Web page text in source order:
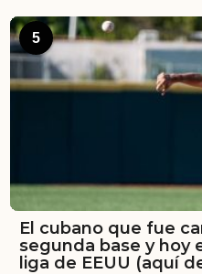
5
El cubano que fue
segunda base y hoy
liga de EEUU (aquí